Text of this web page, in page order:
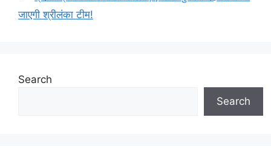
जाएगी श्रीलंका टीम!
Search
Search